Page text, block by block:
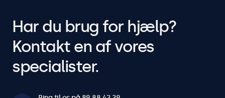
Har du brug for hjælp?
Kontakt en af vores
specialister.